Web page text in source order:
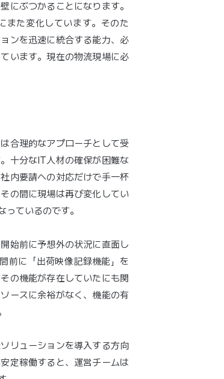
にぶつかることになります。
また変化しています。そのた
ンを迅速に統合する能力、必
います。現在の物流現場に必
合理的なアプローチとして受
十分なIT人材の確保が困難な
内要請への対応だけで手一杯
の間に現場は再び変化してい
ているのです。
始前に予想外の状況に直面し
前に「出荷映像記録機能」を
の機能が存在していたにも関
ースに余裕がなく、機能の有
リューションを導入する方向
定稼働すると、運営チームは